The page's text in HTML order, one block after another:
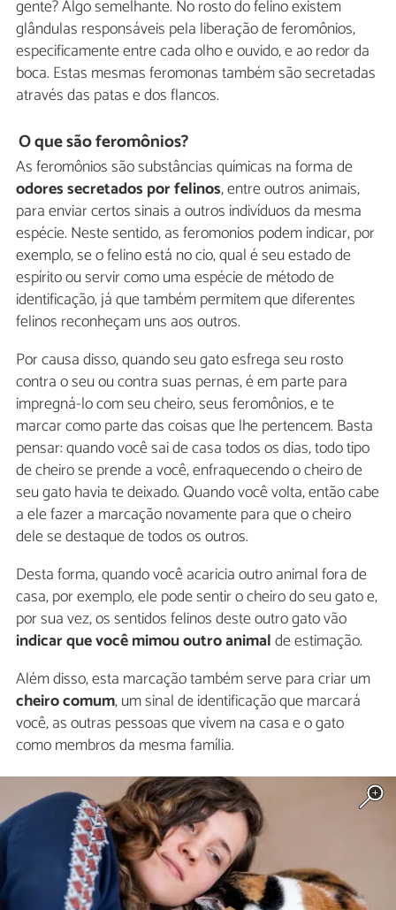
gente? Algo semelhante. No rosto do felino existem
glândulas responsáveis pela liberação de feromônios,
especificamente entre cada olho e ouvido, e ao redor da
boca. Estas mesmas feromonas também são secretadas
através das patas e dos flancos.
O que são feromônios?
As feromônios são substâncias químicas na forma de
odores secretados por felinos, entre outros animais,
para enviar certos sinais a outros indivíduos da mesma
espécie. Neste sentido, as feromonios podem indicar, por
exemplo, se o felino está no cio, qual é seu estado de
espírito ou servir como uma espécie de método de
identificação, já que também permitem que diferentes
felinos reconheçam uns aos outros.
Por causa disso, quando seu gato esfrega seu rosto
contra o seu ou contra suas pernas, é em parte para
impregná-lo com seu cheiro, seus feromônios, e te
marcar como parte das coisas que lhe pertencem. Basta
pensar: quando você sai de casa todos os dias, todo tipo
de cheiro se prende a você, enfraquecendo o cheiro de
seu gato havia te deixado. Quando você volta, então cabe
a ele fazer a marcação novamente para que o cheiro
dele se destaque de todos os outros.
Desta forma, quando você acaricia outro animal fora de
casa, por exemplo, ele pode sentir o cheiro do seu gato e,
por sua vez, os sentidos felinos deste outro gato vão
indicar que você mimou outro animalde estimação.
Além disso, esta marcação também serve para criar um
cheiro comum, um sinal de identificação que marcará
você, as outras pessoas que vivem na casa e o gato
como membros da mesma família.